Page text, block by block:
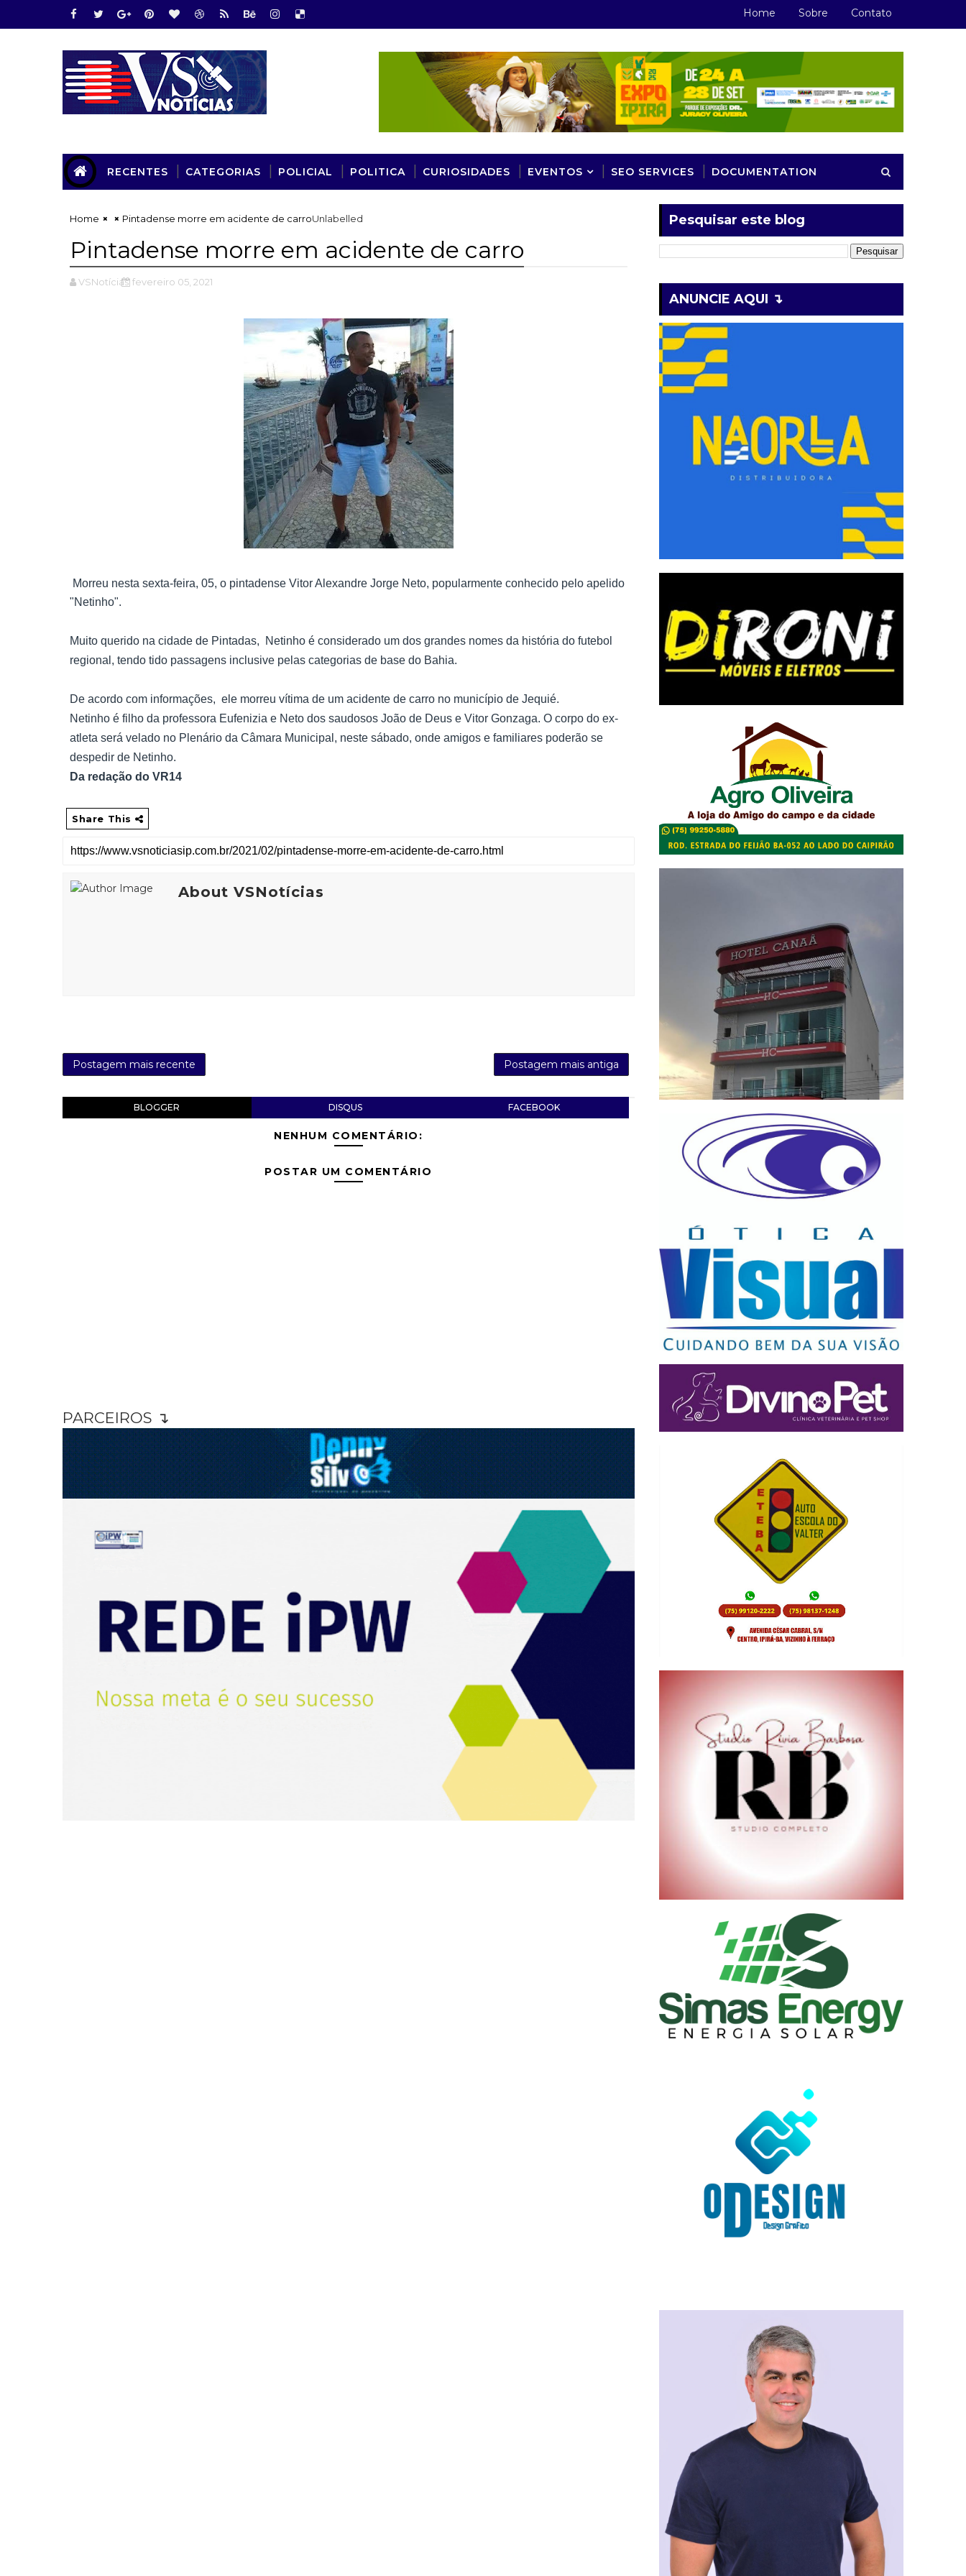
Home Sobre Contato
RECENTES CATEGORIAS POLICIAL POLITICA CURIOSIDADES EVENTOS SEO SERVICES DOCUMENTATION
Home Unlabelled
Pintadense morre em acidente de carro
Pintadense morre em acidente de carro
VSNotícias fevereiro 05, 2021
Morreu nesta sexta-feira, 05, o pintadense Vitor Alexandre Jorge Neto, popularmente conhecido pelo apelido
"Netinho".
Muito querido na cidade de Pintadas, Netinho é considerado um dos grandes nomes da história do futebol
regional, tendo tido passagens inclusive pelas categorias de base do Bahia.
De acordo com informações, ele morreu vítima de um acidente de carro no município de Jequié.
Netinho é filho da professora Eufenizia e Neto dos saudosos João de Deus e Vitor Gonzaga. O corpo do ex-
atleta será velado no Plenário da Câmara Municipal, neste sábado, onde amigos e familiares poderão se
despedir de Netinho.
Da redação do VR14
Share This
About VSNotícias
Postagem mais recente Postagem mais antiga
BLOGGER DISQUS FACEBOOK
NENHUM COMENTÁRIO:
POSTAR UM COMENTÁRIO
PARCEIROS ↴
Pesquisar este blog
ANUNCIE AQUI ↴